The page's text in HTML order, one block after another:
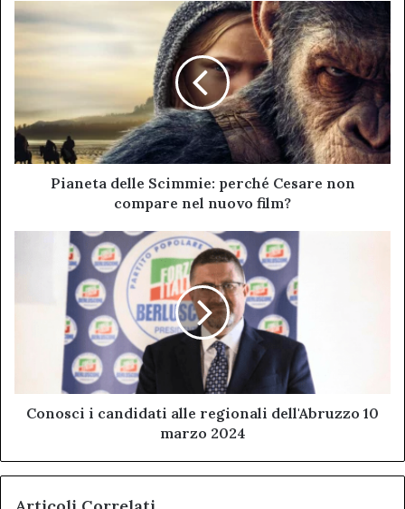
Pianeta
delle
Scimmie:
compare
nel
nuovo
Pianeta delle Scimmie: perché Cesare non
compare nel nuovo film?
dell'Abruzzo
2024
Conosci i candidati alle regionali dell'Abruzzo 10
marzo 2024